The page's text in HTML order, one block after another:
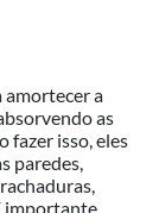
amortecer a
as
fazer isso, eles
paredes,
importante